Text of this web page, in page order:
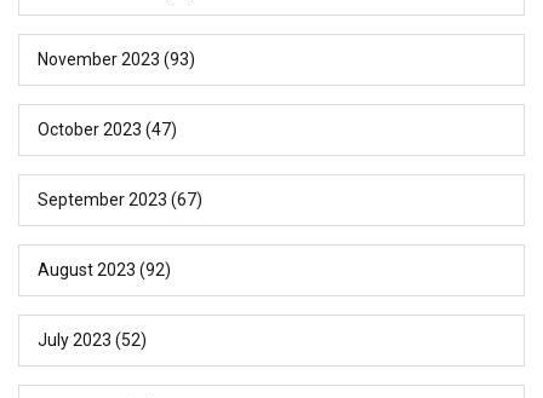
November 2023 (93)
October 2023 (47)
September 2023 (67)
August 2023 (92)
July 2023 (52)